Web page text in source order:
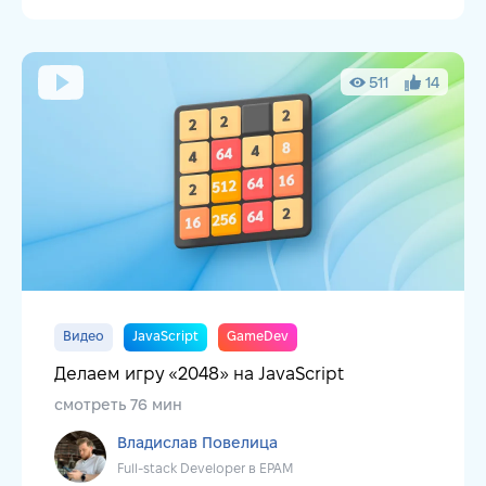
511 14
Видео JavaScript GameDev
Делаем игру «2048» на JavaScript
смотреть 76 мин
Владислав Повелица
Full-stack Developer в EPAM